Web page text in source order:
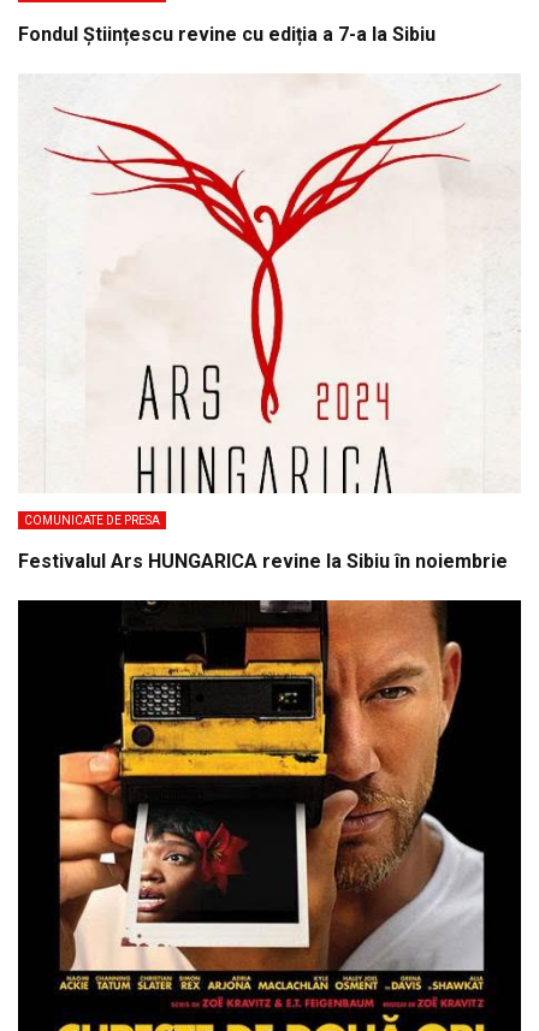
Fondul Științescu revine cu ediția a 7-a la Sibiu
COMUNICATE DE PRESA
Festivalul Ars HUNGARICA revine la Sibiu în noiembrie